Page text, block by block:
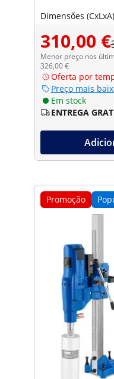
Dimensões (CxLxA)
310,00 €
Menor preço nos
326,00 €
Oferta por
Preço mais
Em stock
ENTREGA
Promoção